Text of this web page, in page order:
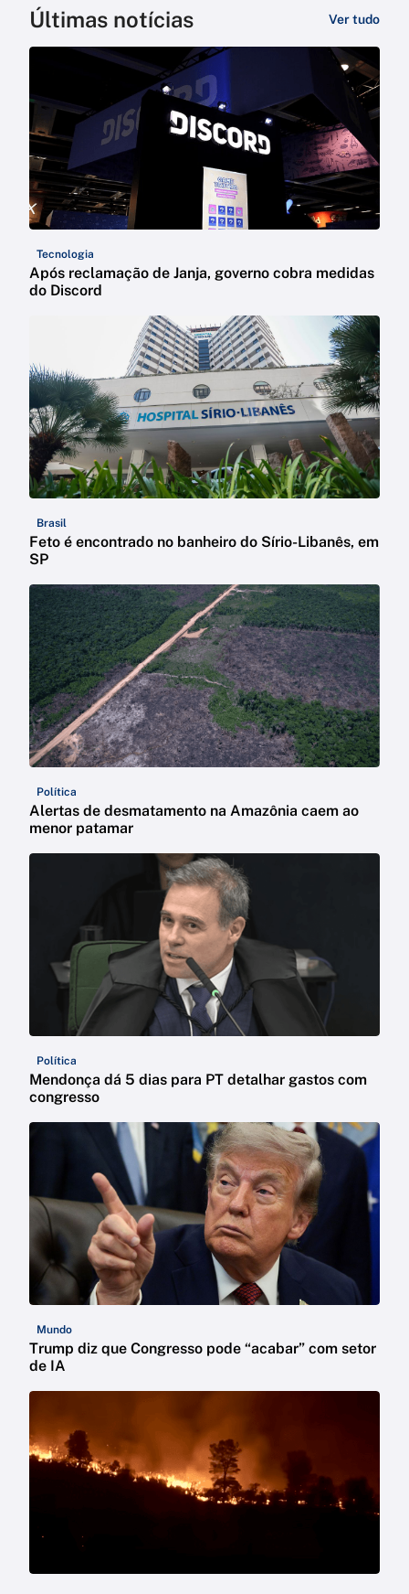
Últimas notícias Ver tudo
Tecnologia
Após reclamação de Janja, governo cobra medidas
do Discord
Brasil
Feto é encontrado no banheiro do Sírio-Libanês, em
SP
Política
Alertas de desmatamento na Amazônia caem ao
menor patamar
Política
Mendonça dá 5 dias para PT detalhar gastos com
congresso
Mundo
Trump diz que Congresso pode “acabar” com setor
de IA